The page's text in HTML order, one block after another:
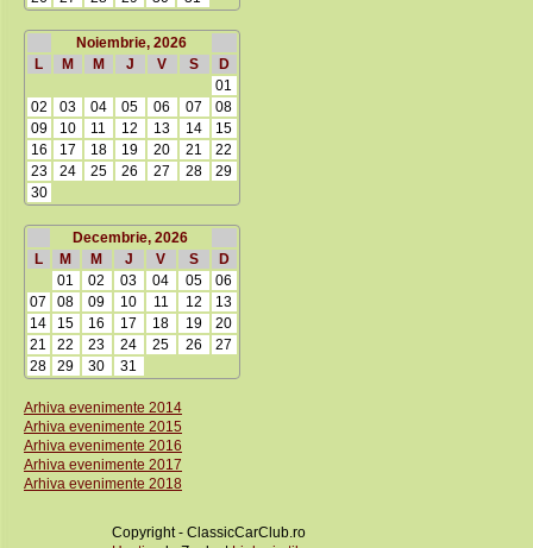
Noiembrie, 2026
L
M M J V S
D
01
02
03 04 05 06 07
08
09
10 11 12 13 14
15
16
17 18 19 20 21
22
23
24 25 26 27 28
29
30
Decembrie, 2026
L
M M J V S
D
01
02 03 04 05
06
07
08 09 10 11 12
13
14
15 16 17 18 19
20
21
22 23 24 25 26
27
28
29 30 31
Arhiva evenimente 2014
Arhiva evenimente 2015
Arhiva evenimente 2016
Arhiva evenimente 2017
Arhiva evenimente 2018
Copyright - ClassicCarClub.ro